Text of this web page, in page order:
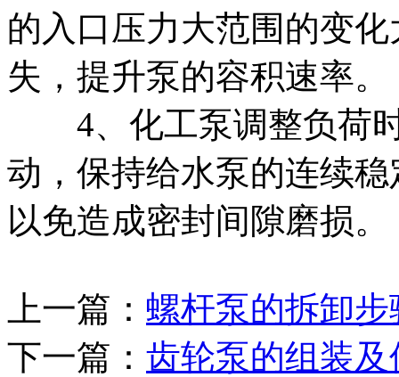
的入口压力大范围的变
失，提升泵的容积速率。
4、化工泵调整负荷时
动，保持给水泵的连续
以免造成密封间隙磨损。
上一篇： 螺杆泵的拆卸
下一篇： 齿轮泵的组装